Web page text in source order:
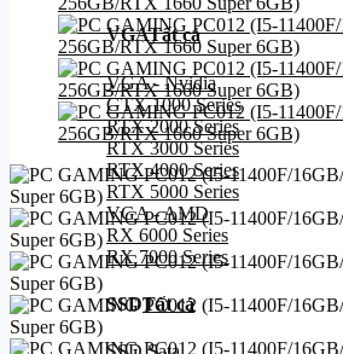
VGATất cả
VGA - Nvidia
GTX 1000 Series
RTX 2000 Series
RTX 3000 Series
RTX 4000 Series
RTX 5000 Series
VGA - AMD
RX 6000 Series
RX 7000 Series
SSDTất cả